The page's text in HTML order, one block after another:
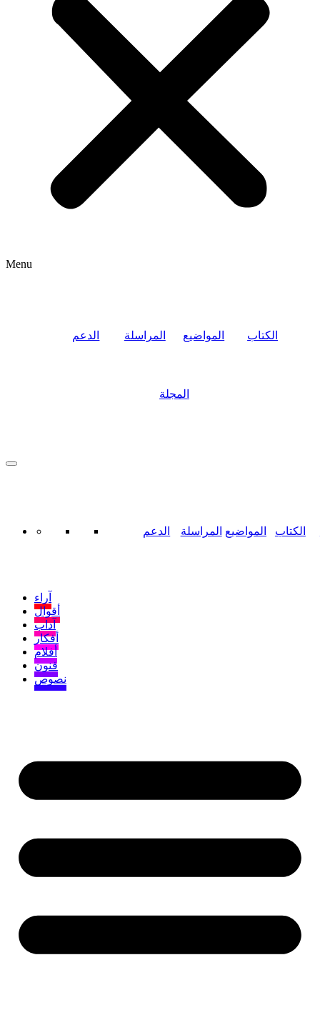
Menu
الدعم المراسلة المواضيع الكتاب
المجلة
الدعم المراسلة المواضيع الكتاب
آراء
أقوال
آداب
أفكار
أفلام
فنون
نصوص